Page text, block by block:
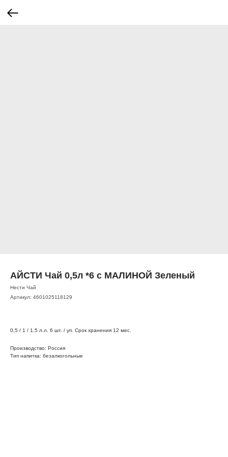
АЙСТИ Чай 0,5л *6 с МАЛИНОЙ Зеленый
Нести Чай
Артикул: 4601025118129
0,5 / 1 / 1,5 л.л. 6 шт. / уп. Срок хранения 12 мес.
Производство: Россия
Тип напитка: безалкогольные